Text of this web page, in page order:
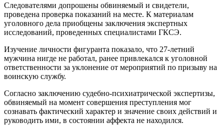
Следователями допрошены обвиняемый и свидетели,
проведена проверка показаний на месте. К материалам
уголовного дела приобщены заключения экспертных
исследований, проведенных специалистами ГКСЭ.
Изучение личности фигуранта показало, что 27-летний
мужчина нигде не работал, ранее привлекался к уголовной
ответственности за уклонение от мероприятий по призыву на
воинскую службу.
Согласно заключению судебно-психиатрической экспертизы,
обвиняемый на момент совершения преступления мог
сознавать фактический характер и значение своих действий и
руководить ими, в состоянии аффекта не находился.